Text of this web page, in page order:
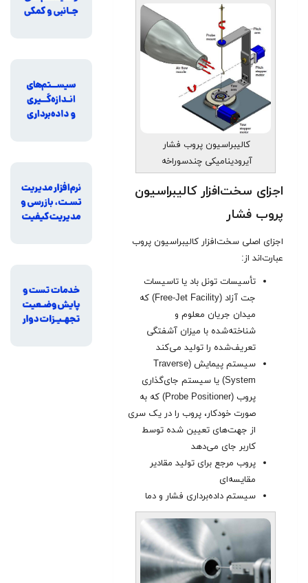
کالیبراسیون پروب فشار
آیرودینامیکی چندسوراخه
اجزای سخت‌افزار کالیبراسیون
پروب فشار
اجزای اصلی سخت‌افزار کالیبراسیون پروب
عبارت‌اند از:
تأسیسات تونل باد یا تاسیسات
جت آزاد (Free-Jet Facility) که
میدان جریان معلوم و
شناخته‌شده با میزان آشفتگی
تعریف‌شده را تولید می‌کند
سیستم پیمایش (Traverse
System) یا سیستم جای‌‌گذاری
پروب (Probe Positioner) که به
صورت خودکار، پروب را در یک سری
از جهت‌های تعیین شده توسط
کاربر جای می‌دهد
پروب مرجع برای تولید مقادیر
مقایسه‌ای
سیستم داده‌برداری فشار و دما